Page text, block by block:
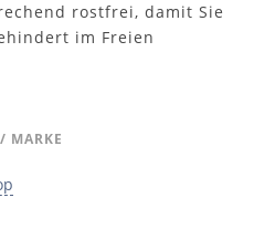
rostfrei, damit Sie
im Freien
MARKE